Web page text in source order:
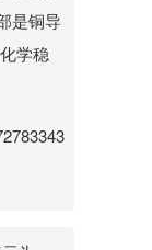
是铜导
学稳